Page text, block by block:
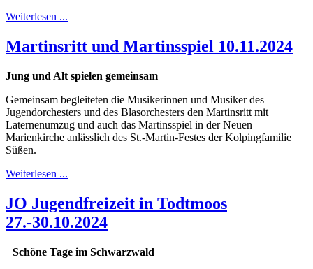
Weiterlesen ...
Martinsritt und Martinsspiel 10.11.2024
Jung und Alt spielen gemeinsam
Gemeinsam begleiteten die Musikerinnen und Musiker des
Jugendorchesters und des Blasorchesters den Martinsritt mit
Laternenumzug und auch das Martinsspiel in der Neuen
Marienkirche anlässlich des St.-Martin-Festes der Kolpingfamilie
Süßen.
Weiterlesen ...
JO Jugendfreizeit in Todtmoos
27.-30.10.2024
Schöne Tage im Schwarzwald